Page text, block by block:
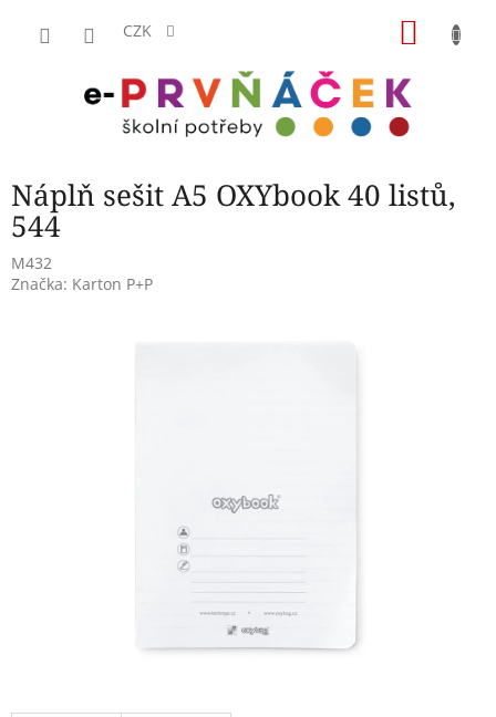
CZK
Náplň sešit A5 OXYbook 40 listů,
544
M432
Značka: Karton P+P